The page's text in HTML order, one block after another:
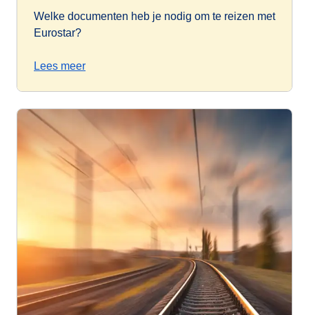
Welke documenten heb je nodig om te reizen met
Eurostar?
Lees meer